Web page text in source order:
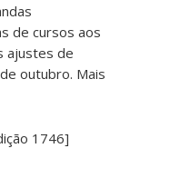
de cursos aos
ajustes de
outubro. Mais
1746]